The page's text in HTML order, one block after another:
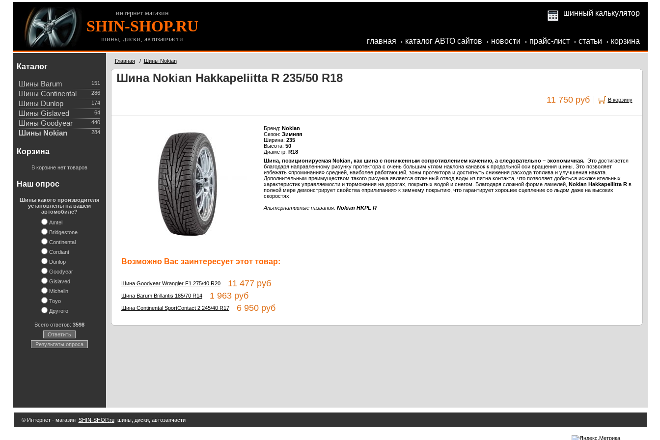
интернет магазин
SHIN-SHOP.RU
шины, диски, автозапчасти
шинный калькулятор
главная • каталог АВТО сайтов • новости • прайс-лист • статьи • корзина
Каталог
151
Шины Barum
286
Шины Continental
174
Шины Dunlop
64
Шины Gislaved
440
Шины Goodyear
284
Шины Nokian
Корзина
В корзине нет товаров
Наш опрос
Шины какого производителя
установлены на вашем
автомобиле?
Amtel
Bridgestone
Continental
Cordiant
Dunlop
Goodyear
Gislaved
Michelin
Toyo
Другого
Всего ответов: 3598
Ответить
Результаты опроса
Главная/ Шины Nokian
Шина Nokian Hakkapeliitta R 235/50 R18
11 750 руб В корзину
Бренд: Nokian
Сезон: Зимняя
Ширина: 235
Высота: 50
Диаметр: R18
Шина, позиционируемая Nokian, как шина с пониженным сопротивлением качению, а следовательно – экономичная.Это достигается
благодаря направленному рисунку протектора с очень большим углом наклона канавок к продольной оси вращения шины. Это позволяет
избежать «проминания» средней, наиболее работающей, зоны протектора и достигнуть снижения расхода топлива и улучшения наката.
Дополнительным преимуществом такого рисунка является отличный отвод воды из пятна контакта, что позволяет добиться исключительных
характеристик управляемости и торможения на дорогах, покрытых водой и снегом. Благодаря сложной форме ламелей, Nokian Hakkapeliitta Rв
полной мере демонстрирует свойства «прилипания» к зимнему покрытию, что гарантирует хорошее сцепление со льдом даже на высоких
скоростях.
Альтернативные названия: Nokian HKPL R
Возможно Вас заинтересует этот товар:
Шина Goodyear Wrangler F1 275/40 R2011 477 руб
Шина Barum Brillantis 185/70 R141 963 руб
Шина Continental SportContact 2 245/40 R176 950 руб
© Интернет - магазин SHIN-SHOP.ruшины, диски, автозапчасти